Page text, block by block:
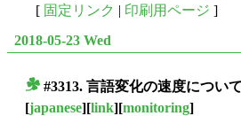
[ 固定リンク | 印刷用ページ ]
2018-05-23 Wed
#3313. 言語変化の速度につい
[japanese][link][monitoring]